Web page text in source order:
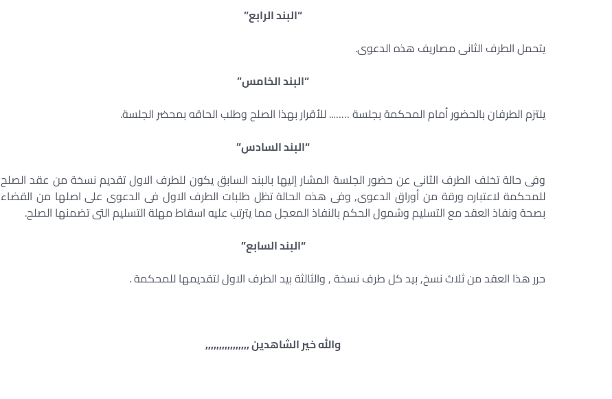
“البند الرابع”
يتحمل الطرف الثانى مصاريف هذه الدعوى.
“البند الخامس”
يلتزم الطرفان بالحضور أمام المحكمة بجلسة …….. للأقرار بهذا الصلح وطلب الحاقه بمحضر الجلسة.
“البند السادس”
وفى حالة تخلف الطرف الثانى عن حضور الجلسة المشار إليها بالبند السابق يكون للطرف الاول تقديم نسخة من عقد الصلح
للمحكمة لاعتباره ورقة من أوراق الدعوى, وفى هذه الحالة تظل طلبات الطرف الاول فى الدعوى على اصلها من القضاء
بصحة ونفاذ العقد مع التسليم وشمول الحكم بالنفاذ المعجل مما يترتب عليه اسقاط مهلة التسليم التى تضمنها الصلح.
“البند السابع”
حرر هذا العقد من ثلاث نسخ, بيد كل طرف نسخة , والثالثة بيد الطرف الاول لتقديمها للمحكمة .
والله خير الشاهدين ,,,,,,,,,,,,,,,,